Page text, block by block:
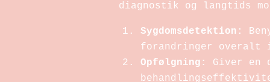
diagnostik og langtids
Sygdomsdetektion:
forandringer overalt i
Opfølgning:
Giver en